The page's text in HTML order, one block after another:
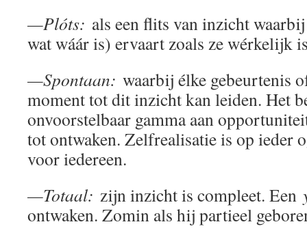
—Plóts: als een flits van inzicht
wat wáár is) ervaart zoals ze wérkelijk
—Spontaan: waarbij élke gebeurtenis
moment tot dit inzicht kan leiden. Het
onvoorstelbaar gamma aan
tot ontwaken. Zelfrealisatie is op ieder
voor iedereen.
—Totaal: zijn inzicht is compleet. Een
ontwaken. Zomin als hij partieel